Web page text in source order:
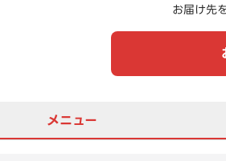
お届け先
メニュー